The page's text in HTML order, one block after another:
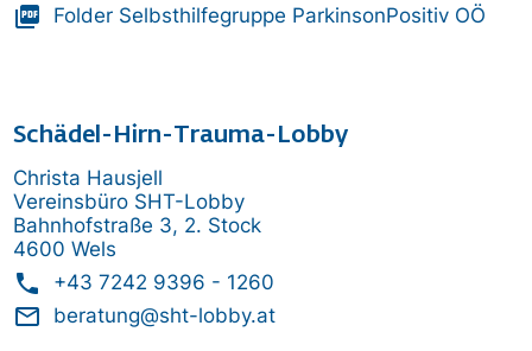
picture_as_pdf Folder Selbsthilfegruppe ParkinsonPositiv OÖ
Schädel-Hirn-Trauma-Lobby
Christa Hausjell
Vereinsbüro SHT-Lobby
Bahnhofstraße 3, 2. Stock
4600 Wels
phone +43 7242 9396 - 1260
mail_outline beratung@sht-lobby.at